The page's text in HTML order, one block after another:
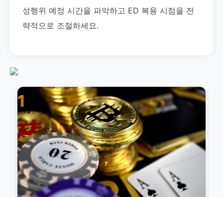
성행위 예정 시간을 파악하고 ED 복용 시점을 전
략적으로 조절하세요.
1